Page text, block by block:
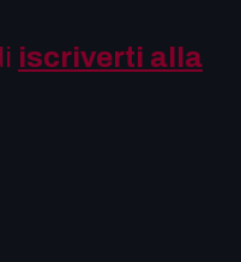
iscriverti alla